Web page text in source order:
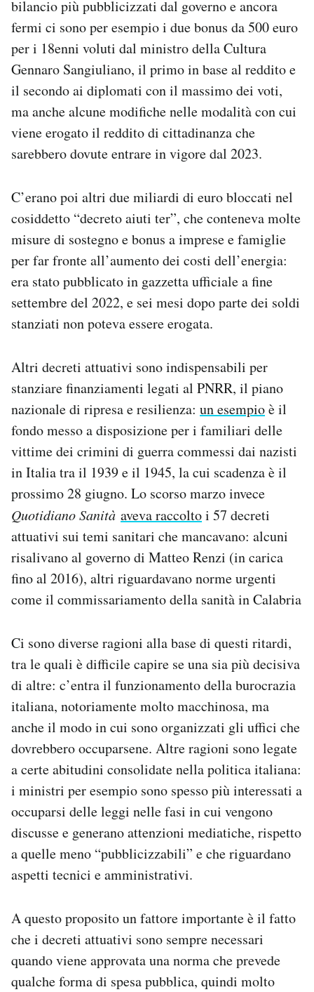
bilancio più pubblicizzati dal governo e ancora
fermi ci sono per esempio i due bonus da 500 euro
per i 18enni voluti dal ministro della Cultura
Gennaro Sangiuliano, il primo in base al reddito e
il secondo ai diplomati con il massimo dei voti,
ma anche alcune modifiche nelle modalità con cui
viene erogato il reddito di cittadinanza che
sarebbero dovute entrare in vigore dal 2023.
C’erano poi altri due miliardi di euro bloccati nel
cosiddetto “decreto aiuti ter”, che conteneva molte
misure di sostegno e bonus a imprese e famiglie
per far fronte all’aumento dei costi dell’energia:
era stato pubblicato in gazzetta ufficiale a fine
settembre del 2022, e sei mesi dopo parte dei soldi
stanziati non poteva essere erogata.
Altri decreti attuativi sono indispensabili per
stanziare finanziamenti legati al PNRR, il piano
nazionale di ripresa e resilienza: un esempioè il
fondo messo a disposizione per i familiari delle
vittime dei crimini di guerra commessi dai nazisti
in Italia tra il 1939 e il 1945, la cui scadenza è il
prossimo 28 giugno. Lo scorso marzo invece
Quotidiano Sanità aveva raccoltoi 57 decreti
attuativi sui temi sanitari che mancavano: alcuni
risalivano al governo di Matteo Renzi (in carica
fino al 2016), altri riguardavano norme urgenti
come il commissariamento della sanità in Calabria
Ci sono diverse ragioni alla base di questi ritardi,
tra le quali è difficile capire se una sia più decisiva
di altre: c’entra il funzionamento della burocrazia
italiana, notoriamente molto macchinosa, ma
anche il modo in cui sono organizzati gli uffici che
dovrebbero occuparsene. Altre ragioni sono legate
a certe abitudini consolidate nella politica italiana:
i ministri per esempio sono spesso più interessati a
occuparsi delle leggi nelle fasi in cui vengono
discusse e generano attenzioni mediatiche, rispetto
a quelle meno “pubblicizzabili” e che riguardano
aspetti tecnici e amministrativi.
A questo proposito un fattore importante è il fatto
che i decreti attuativi sono sempre necessari
quando viene approvata una norma che prevede
qualche forma di spesa pubblica, quindi molto